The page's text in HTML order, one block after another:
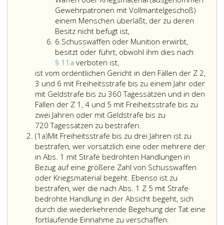
der
Absatz
eins,
Ziffer
9
besitzt,
dies
gemäß
oder
13,
verboten
ist,
Gewehrpatronen mit Vollmantelgeschoß)
einem Menschen überläßt, der zu deren
Besitz nicht befugt ist,
6.Ziffer
6
Schusswaffen oder Munition erwirbt,
besitzt oder führt, obwohl ihm dies nach
§ 11a verboten ist,Schusswaffen
oder
Munition
erwirbt,
besitzt
oder
führt,
obwohl
ihm
dies
nach
Paragraph
11
a,
verboten
ist,
ist vom ordentlichen Gericht in den Fällen der Z 2,
3 und 6 mit Freiheitsstrafe bis zu einem Jahr oder
mit Geldstrafe bis zu 360 Tagessätzen und in den
Fällen der Z 1, 4 und 5 mit Freiheitsstrafe bis zu
zwei Jahren oder mit Geldstrafe bis zu
720 Tagessätzen zu bestrafen.
vom
ordentlichen
Gericht
in
den
Fällen
der
Ziffer
2,,
(1a)Absatz
eins
a
Mit Freiheitsstrafe bis zu drei Jahren ist zu
bestrafen, wer vorsätzlich eine oder mehrere der
in Abs. 1 mit Strafe bedrohten Handlungen in
Bezug auf eine größere Zahl von Schusswaffen
oder Kriegsmaterial begeht. Ebenso ist zu
bestrafen, wer die nach Abs. 1 Z 5 mit Strafe
bedrohte Handlung in der Absicht begeht, sich
durch die wiederkehrende Begehung der Tat eine
fortlaufende Einnahme zu verschaffen.